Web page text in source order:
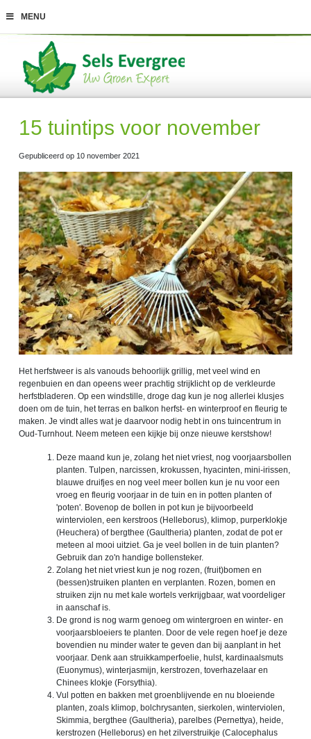
MENU
15 tuintips voor november
Gepubliceerd op 10 november 2021
Het herfstweer is als vanouds behoorlijk grillig, met veel wind en
regenbuien en dan opeens weer prachtig strijklicht op de verkleurde
herfstbladeren. Op een windstille, droge dag kun je nog allerlei klusjes
doen om de tuin, het terras en balkon herfst- en winterproof en fleurig te
maken. Je vindt alles wat je daarvoor nodig hebt in ons tuincentrum in
Oud-Turnhout. Neem meteen een kijkje bij onze nieuwe kerstshow!
Deze maand kun je, zolang het niet vriest, nog voorjaarsbollen
planten. Tulpen, narcissen, krokussen, hyacinten, mini-irissen,
blauwe druifjes en nog veel meer bollen kun je nu voor een
vroeg en fleurig voorjaar in de tuin en in potten planten of
'poten'. Bovenop de bollen in pot kun je bijvoorbeeld
winterviolen, een kerstroos (Helleborus), klimop, purperklokje
(Heuchera) of bergthee (Gaultheria) planten, zodat de pot er
meteen al mooi uitziet. Ga je veel bollen in de tuin planten?
Gebruik dan zo'n handige bollensteker.
Zolang het niet vriest kun je nog rozen, (fruit)bomen en
(bessen)struiken planten en verplanten. Rozen, bomen en
struiken zijn nu met kale wortels verkrijgbaar, wat voordeliger
in aanschaf is.
De grond is nog warm genoeg om wintergroen en winter- en
voorjaarsbloeiers te planten. Door de vele regen hoef je deze
bovendien nu minder water te geven dan bij aanplant in het
voorjaar. Denk aan struikkamperfoelie, hulst, kardinaalsmuts
(Euonymus), winterjasmijn, kerstrozen, toverhazelaar en
Chinees klokje (Forsythia).
Vul potten en bakken met groenblijvende en nu bloeiende
planten, zoals klimop, bolchrysanten, sierkolen, winterviolen,
Skimmia, bergthee (Gaultheria), parelbes (Pernettya), heide,
kerstrozen (Helleborus) en het zilverstruikje (Calocephalus